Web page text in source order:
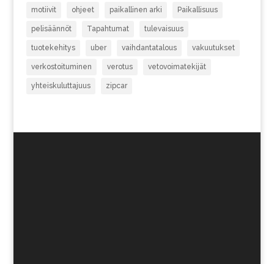
motiivit ohjeet paikallinen arki Paikallisuus
pelisäännöt Tapahtumat tulevaisuus
tuotekehitys uber vaihdantatalous vakuutukset
verkostoituminen verotus vetovoimatekijät
yhteiskuluttajuus zipcar